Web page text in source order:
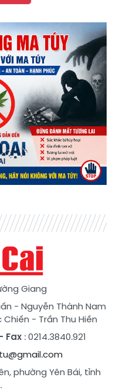
Giang
- Nguyễn Thành Nam
Chiến - Trần Thu Hiền
- Fax : 0214.3840.921
phường Yên Bái, tỉnh